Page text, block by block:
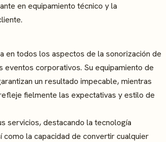
en equipamiento técnico y la
en todos los aspectos de la sonorización de
corporativos. Su equipamiento de
un resultado impecable, mientras
fielmente las expectativas y estilo de
servicios, destacando la tecnología
como la capacidad de convertir cualquier